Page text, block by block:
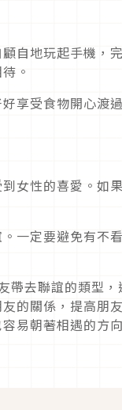
自地玩起手機，
。
享受食物開心渡
女性的喜愛。如
一定要避免有不
去聯誼的類型
的關係，提高朋
易朝著相遇的方